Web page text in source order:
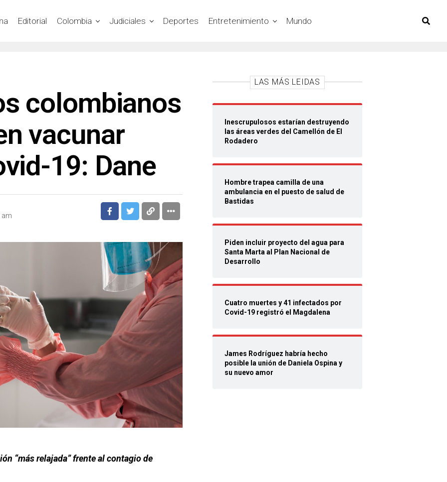
Editorial Colombia Judiciales Deportes Entretenimiento Mundo
colombianos
vacunar
19: Dane
am
“más relajada” frente al contagio de
LAS MÁS LEIDAS
Inescrupulosos estarían destruyendo
las áreas verdes del Camellón de El
Rodadero
Hombre trapea camilla de una
ambulancia en el puesto de salud de
Bastidas
Piden incluir proyecto del agua para
Santa Marta al Plan Nacional de
Desarrollo
Cuatro muertes y 41 infectados por
Covid-19 registró el Magdalena
James Rodríguez habría hecho
posible la unión de Daniela Ospina y
su nuevo amor